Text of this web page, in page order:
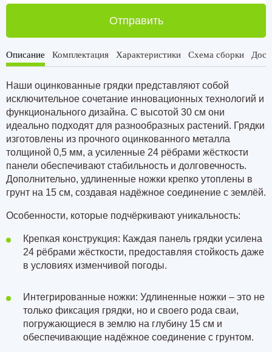
Отправить
Описание Комплектация Характеристики Схема сборки
Наши оцинкованные грядки представляют собой
исключительное сочетание инновационных технологий и
функционального дизайна. С высотой 30 см они
идеально подходят для разнообразных растений. Грядки
изготовлены из прочного оцинкованного металла
толщиной 0,5 мм, а усиленные 24 рёбрами жёсткости
панели обеспечивают стабильность и долговечность.
Дополнительно, удлиненные ножки крепко утоплены в
грунт на 15 см, создавая надёжное соединение с землёй.
Особенности, которые подчёркивают уникальность:
Крепкая конструкция: Каждая панель грядки усилена
24 рёбрами жёсткости, предоставляя стойкость даже
в условиях изменчивой погоды.
Интегрированные ножки: Удлиненные ножки – это не
только фиксация грядки, но и своего рода сваи,
погружающиеся в землю на глубину 15 см и
обеспечивающие надёжное соединение с грунтом.